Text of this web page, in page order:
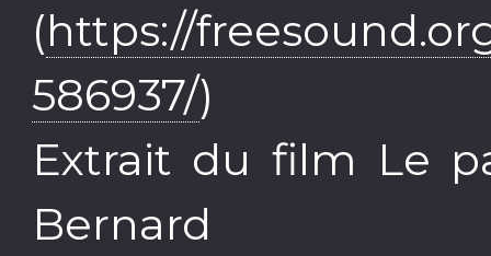
(https://
586937/)
Extrait du film Le